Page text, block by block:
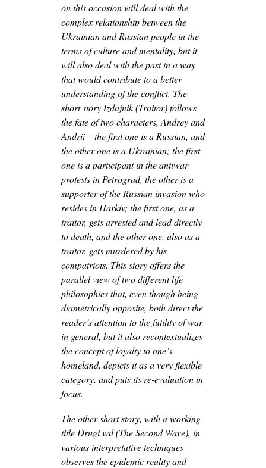
on this occasion will deal with the
complex relationship between the
Ukrainian and Russian people in the
terms of culture and mentality, but it
will also deal with the past in a way
that would contribute to a better
understanding of the conflict. The
short story Izdajnik (Traitor) follows
the fate of two characters, Andrey and
Andrii – the first one is a Russian, and
the other one is a Ukrainian; the first
one is a participant in the antiwar
protests in Petrograd, the other is a
supporter of the Russian invasion who
resides in Harkiv; the first one, as a
traitor, gets arrested and lead directly
to death, and the other one, also as a
traitor, gets murdered by his
compatriots. This story offers the
parallel view of two different life
philosophies that, even though being
diametrically opposite, both direct the
reader’s attention to the futility of war
in general, but it also recontextualizes
the concept of loyalty to one’s
homeland, depicts it as a very flexible
category, and puts its re-evaluation in
focus.
The other short story, with a working
title Drugi val (The Second Wave), in
various interpretative techniques
observes the epidemic reality and